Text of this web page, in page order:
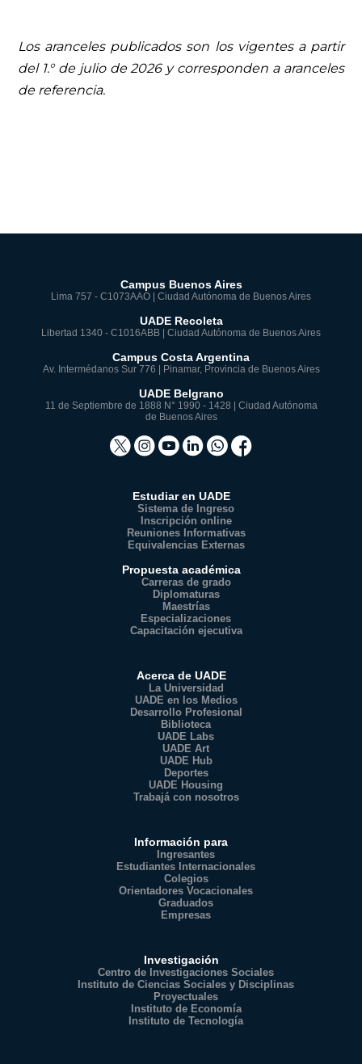
Los aranceles publicados son los vigentes a partir
del 1.° de julio de 2026 y corresponden a aranceles
de referencia.
Campus Buenos Aires
Lima 757 - C1073AAO | Ciudad Autónoma de Buenos Aires
UADE Recoleta
Libertad 1340 - C1016ABB | Ciudad Autónoma de Buenos Aires
Campus Costa Argentina
Av. Intermédanos Sur 776 | Pinamar, Provincia de Buenos Aires
UADE Belgrano
11 de Septiembre de 1888 N° 1990 - 1428 | Ciudad Autónoma
de Buenos Aires
Estudiar en UADE
Sistema de Ingreso
Inscripción online
Reuniones Informativas
Equivalencias Externas
Propuesta académica
Carreras de grado
Diplomaturas
Maestrías
Especializaciones
Capacitación ejecutiva
Acerca de UADE
La Universidad
UADE en los Medios
Desarrollo Profesional
Biblioteca
UADE Labs
UADE Art
UADE Hub
Deportes
UADE Housing
Trabajá con nosotros
Información para
Ingresantes
Estudiantes Internacionales
Colegios
Orientadores Vocacionales
Graduados
Empresas
Investigación
Centro de Investigaciones Sociales
Instituto de Ciencias Sociales y Disciplinas
Proyectuales
Instituto de Economía
Instituto de Tecnología